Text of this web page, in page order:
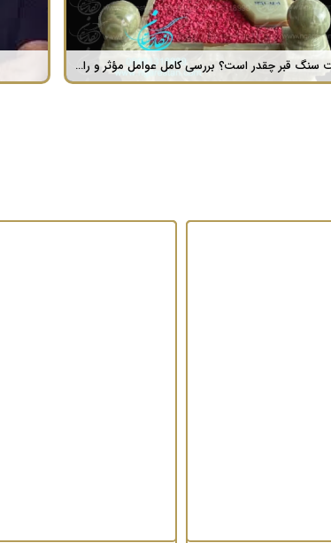
​​قیمت سنگ قبر چقدر است؟ بررسی کامل عوامل مؤثر و راهنمای خرید سنگ قبر